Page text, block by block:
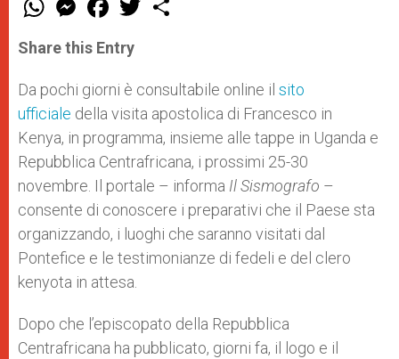
t
s
p
p
e
s
e
g
e
r
a
e
b
o
k
w
r
Share this Entry
Da pochi giorni è consultabile online il sito
ufficiale della visita apostolica di Francesco in
Kenya, in programma, insieme alle tappe in Uganda e
Repubblica Centrafricana, i prossimi 25-30
novembre. Il portale – informa Il Sismografo –
consente di conoscere i preparativi che il Paese sta
organizzando, i luoghi che saranno visitati dal
Pontefice e le testimonianze di fedeli e del clero
kenyota in attesa.
Dopo che l’episcopato della Repubblica
Centrafricana ha pubblicato, giorni fa, il logo e il